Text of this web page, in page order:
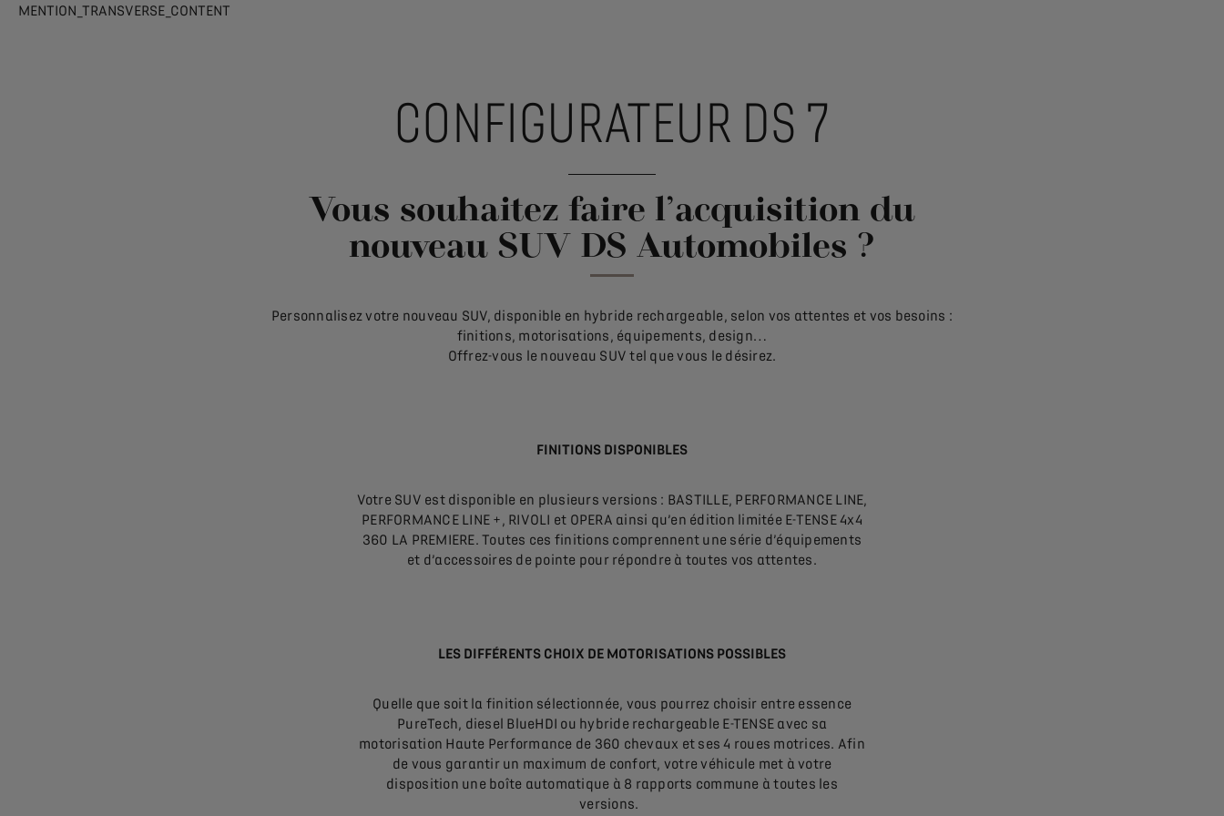
MENTION_TRANSVERSE_CONTENT
CONFIGURATEUR DS 7
Vous souhaitez faire l’acquisition du
nouveau SUV DS Automobiles ?
Personnalisez votre nouveau SUV, disponible en hybride rechargeable, selon vos attentes et vos besoins :
finitions, motorisations, équipements, design…
Offrez-vous le nouveau SUV tel que vous le désirez.
FINITIONS DISPONIBLES
Votre SUV est disponible en plusieurs versions : BASTILLE, PERFORMANCE LINE,
PERFORMANCE LINE +, RIVOLI et OPERA ainsi qu’en édition limitée E-TENSE 4x4
360 LA PREMIERE. Toutes ces finitions comprennent une série d’équipements
et d’accessoires de pointe pour répondre à toutes vos attentes.
LES DIFFÉRENTS CHOIX DE MOTORISATIONS POSSIBLES
Quelle que soit la finition sélectionnée, vous pourrez choisir entre essence
PureTech, diesel BlueHDI ou hybride rechargeable E-TENSE avec sa
motorisation Haute Performance de 360 chevaux et ses 4 roues motrices. Afin
de vous garantir un maximum de confort, votre véhicule met à votre
disposition une boîte automatique à 8 rapports commune à toutes les
versions.